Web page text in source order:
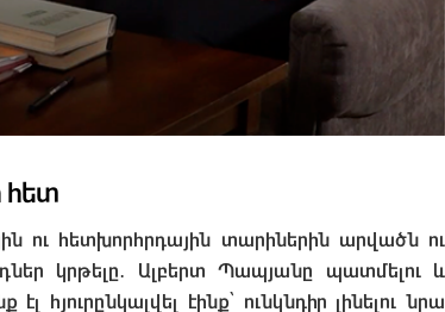
հետ
ու հետխորհրդային տարիներին արվածն ու
կրթելը․ Ալբերտ Պապյանը պատմելու և
հյուրընկալվել էինք՝ ունկնդիր լինելու նրա